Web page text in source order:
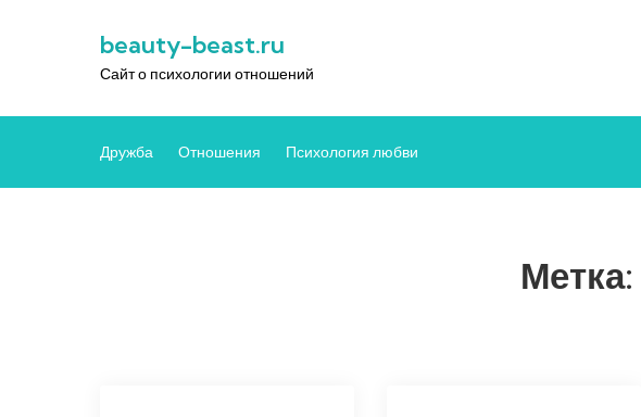
beauty-beast.ru
Сайт о психологии отношений
Дружба Отношения Психология любви
Метка: